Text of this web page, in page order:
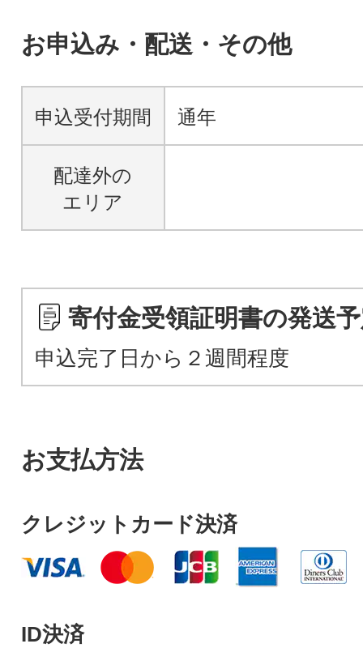
お申込み・配送・その他
申込受付期間 通年
配達外の
エリア
寄付金受領証明書の発送
申込完了日から２週間程度
お支払方法
クレジットカード決済
ID決済